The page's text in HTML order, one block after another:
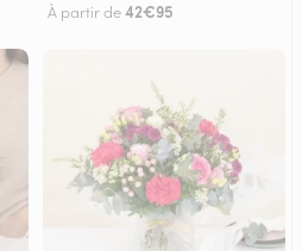
À partir de42€95